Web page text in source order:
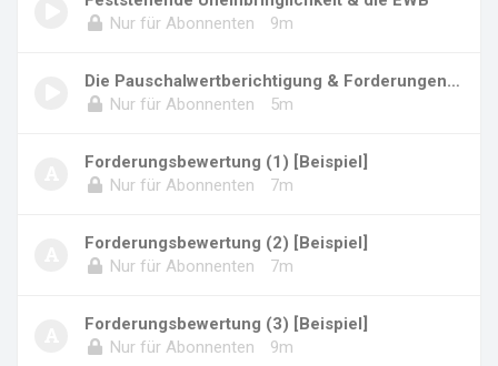
Nur für Abonnenten
9m
Die Pauschalwertberichtigung & Forderungen im...
Nur für Abonnenten
5m
Forderungsbewertung (1) [Beispiel]
Nur für Abonnenten
7m
Forderungsbewertung (2) [Beispiel]
Nur für Abonnenten
7m
Forderungsbewertung (3) [Beispiel]
Nur für Abonnenten
9m